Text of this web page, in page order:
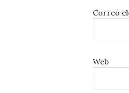
Correo
Web